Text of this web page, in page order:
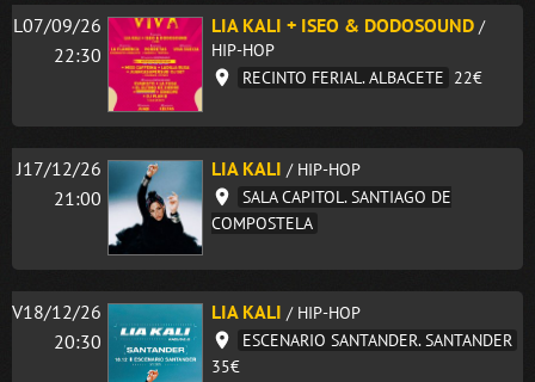
L07/09/26
22:30
LIA KALI + ISEO & DODOSOUND /
HIP-HOP
RECINTO FERIAL. ALBACETE 22€
J17/12/26
21:00
LIA KALI / HIP-HOP
SALA CAPITOL. SANTIAGO DE
COMPOSTELA
V18/12/26
20:30
LIA KALI / HIP-HOP
ESCENARIO SANTANDER. SANTANDER
35€